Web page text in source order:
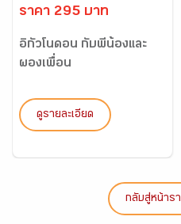
ราคา 295 บาท
อิกัวโนดอน กับพี่น้องและ
ผองเพื่อน
ดูรายละเอียด
กลับสู่หน้าร